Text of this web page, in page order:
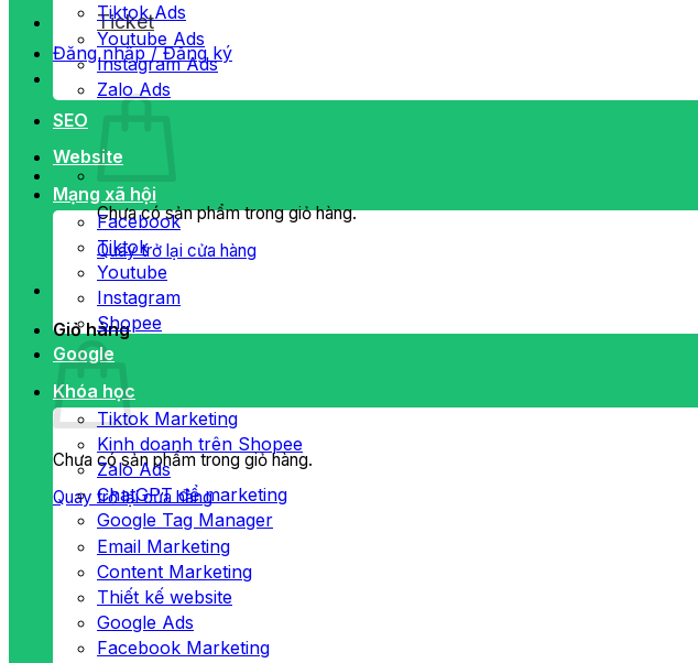
Ticket
Đăng nhập / Đăng ký
Chưa có sản phẩm trong giỏ hàng.
Quay trở lại cửa hàng
Giỏ hàng
Chưa có sản phẩm trong giỏ hàng.
Quay trở lại cửa hàng
Tiktok Ads
Youtube Ads
Instagram Ads
Zalo Ads
SEO
Website
Mạng xã hội
Facebook
Tiktok
Youtube
Instagram
Shopee
Google
Khóa học
Tiktok Marketing
Kinh doanh trên Shopee
Zalo Ads
ChatGPT để marketing
Google Tag Manager
Email Marketing
Content Marketing
Thiết kế website
Google Ads
Facebook Marketing